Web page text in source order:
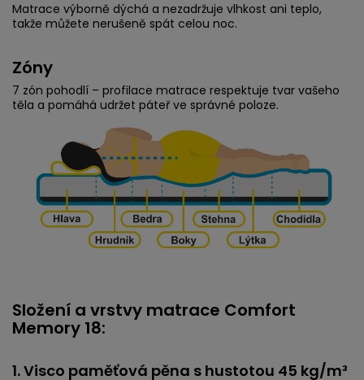
Matrace výborně dýchá a nezadržuje vlhkost ani teplo,
takže můžete nerušeně spát celou noc.
Zóny
7 zón pohodlí – profilace matrace respektuje tvar vašeho
těla a pomáhá udržet páteř ve správné poloze.
Složení a vrstvy matrace Comfort
Memory 18:
1. Visco paměťová pěna s hustotou 45 kg/m³